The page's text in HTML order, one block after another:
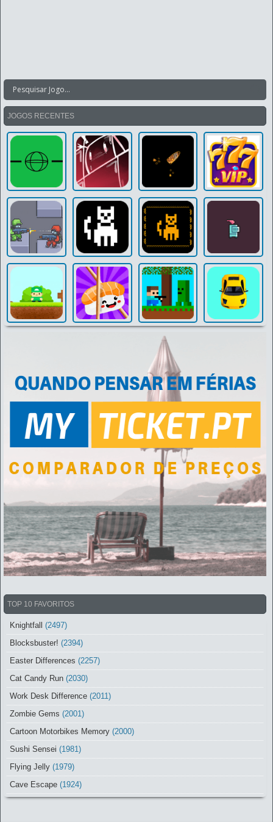
JOGOS RECENTES
TOP 10 FAVORITOS
Knightfall
(2497)
Blocksbuster! (2394)
Easter Differences (2257)
Cat Candy Run (2030)
Work Desk Difference (2011)
Zombie Gems (2001)
Cartoon Motorbikes Memory (2000)
Sushi Sensei (1981)
Flying Jelly (1979)
Cave Escape (1924)